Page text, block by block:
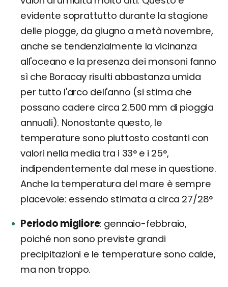
evidente soprattutto durante la stagione
delle piogge, da giugno a metà novembre,
anche se tendenzialmente la vicinanza
all'oceano e la presenza dei monsoni fanno
sì che Boracay risulti abbastanza umida
per tutto l'arco dell'anno (si stima che
possano cadere circa 2.500 mm di pioggia
annuali). Nonostante questo, le
temperature sono piuttosto costanti con
valori nella media tra i 33° e i 25°,
indipendentemente dal mese in questione.
Anche la temperatura del mare è sempre
piacevole: essendo stimata a circa 27/28°
Periodo migliore gennaio-febbraio,
poiché non sono previste grandi
precipitazioni e le temperature sono calde,
ma non troppo.